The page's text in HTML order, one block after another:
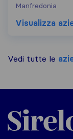
Manfredonia
Visualizza
Vedi tutte le
Sirelo.it